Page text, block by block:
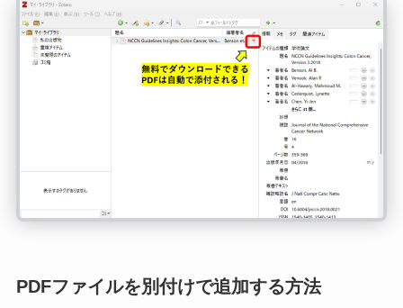
PDFファイルを別付けで追加する方法